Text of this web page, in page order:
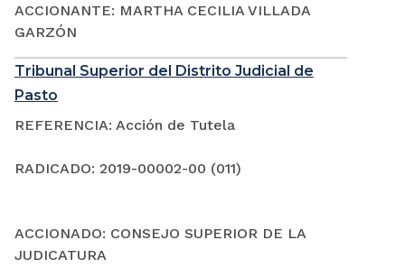
ACCIONANTE: MARTHA CECILIA VILLADA
GARZÓN
Tribunal Superior del Distrito Judicial de
Pasto
REFERENCIA: Acción de Tutela
RADICADO: 2019-00002-00 (011)
ACCIONADO: CONSEJO SUPERIOR DE LA
JUDICATURA